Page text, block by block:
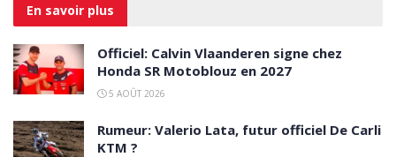
En savoir plus
Officiel: Calvin Vlaanderen signe chez
Honda SR Motoblouz en 2027
5 AOÛT 2026
Rumeur: Valerio Lata, futur officiel De Carli
KTM ?